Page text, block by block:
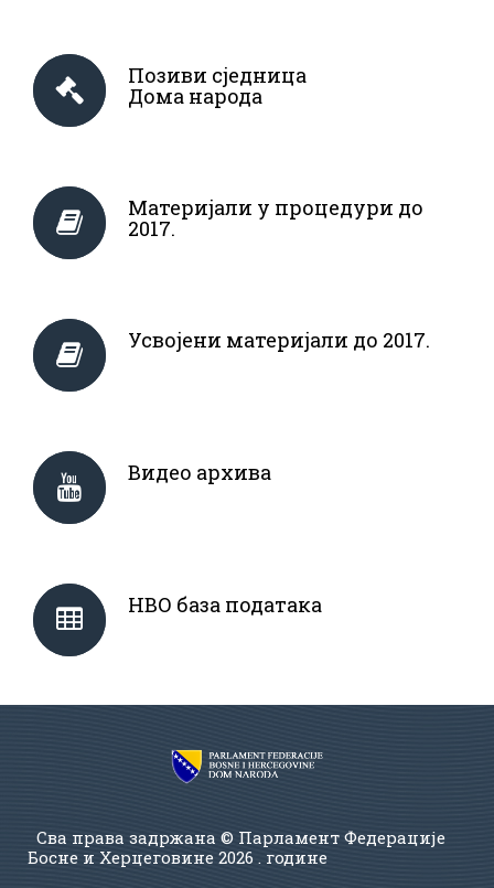
Позиви сједница
Дома народа
Материјали у процедури до
2017.
Усвојени материјали до 2017.
Видео архива
НВО база података
Сва права задржана © Парламент Федерације
Босне и Херцеговине 2026 . године